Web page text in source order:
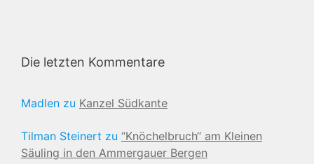
Die letzten Kommentare
Madlen zu Kanzel Südkante
Tilman Steinert zu “Knöchelbruch“ am Kleinen
Säuling in den Ammergauer Bergen